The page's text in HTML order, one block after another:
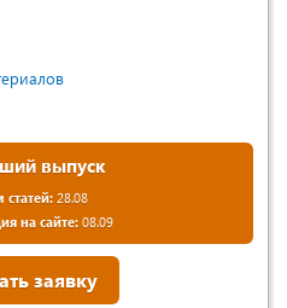
выпуск
28.08
на сайте:08.09
заявку